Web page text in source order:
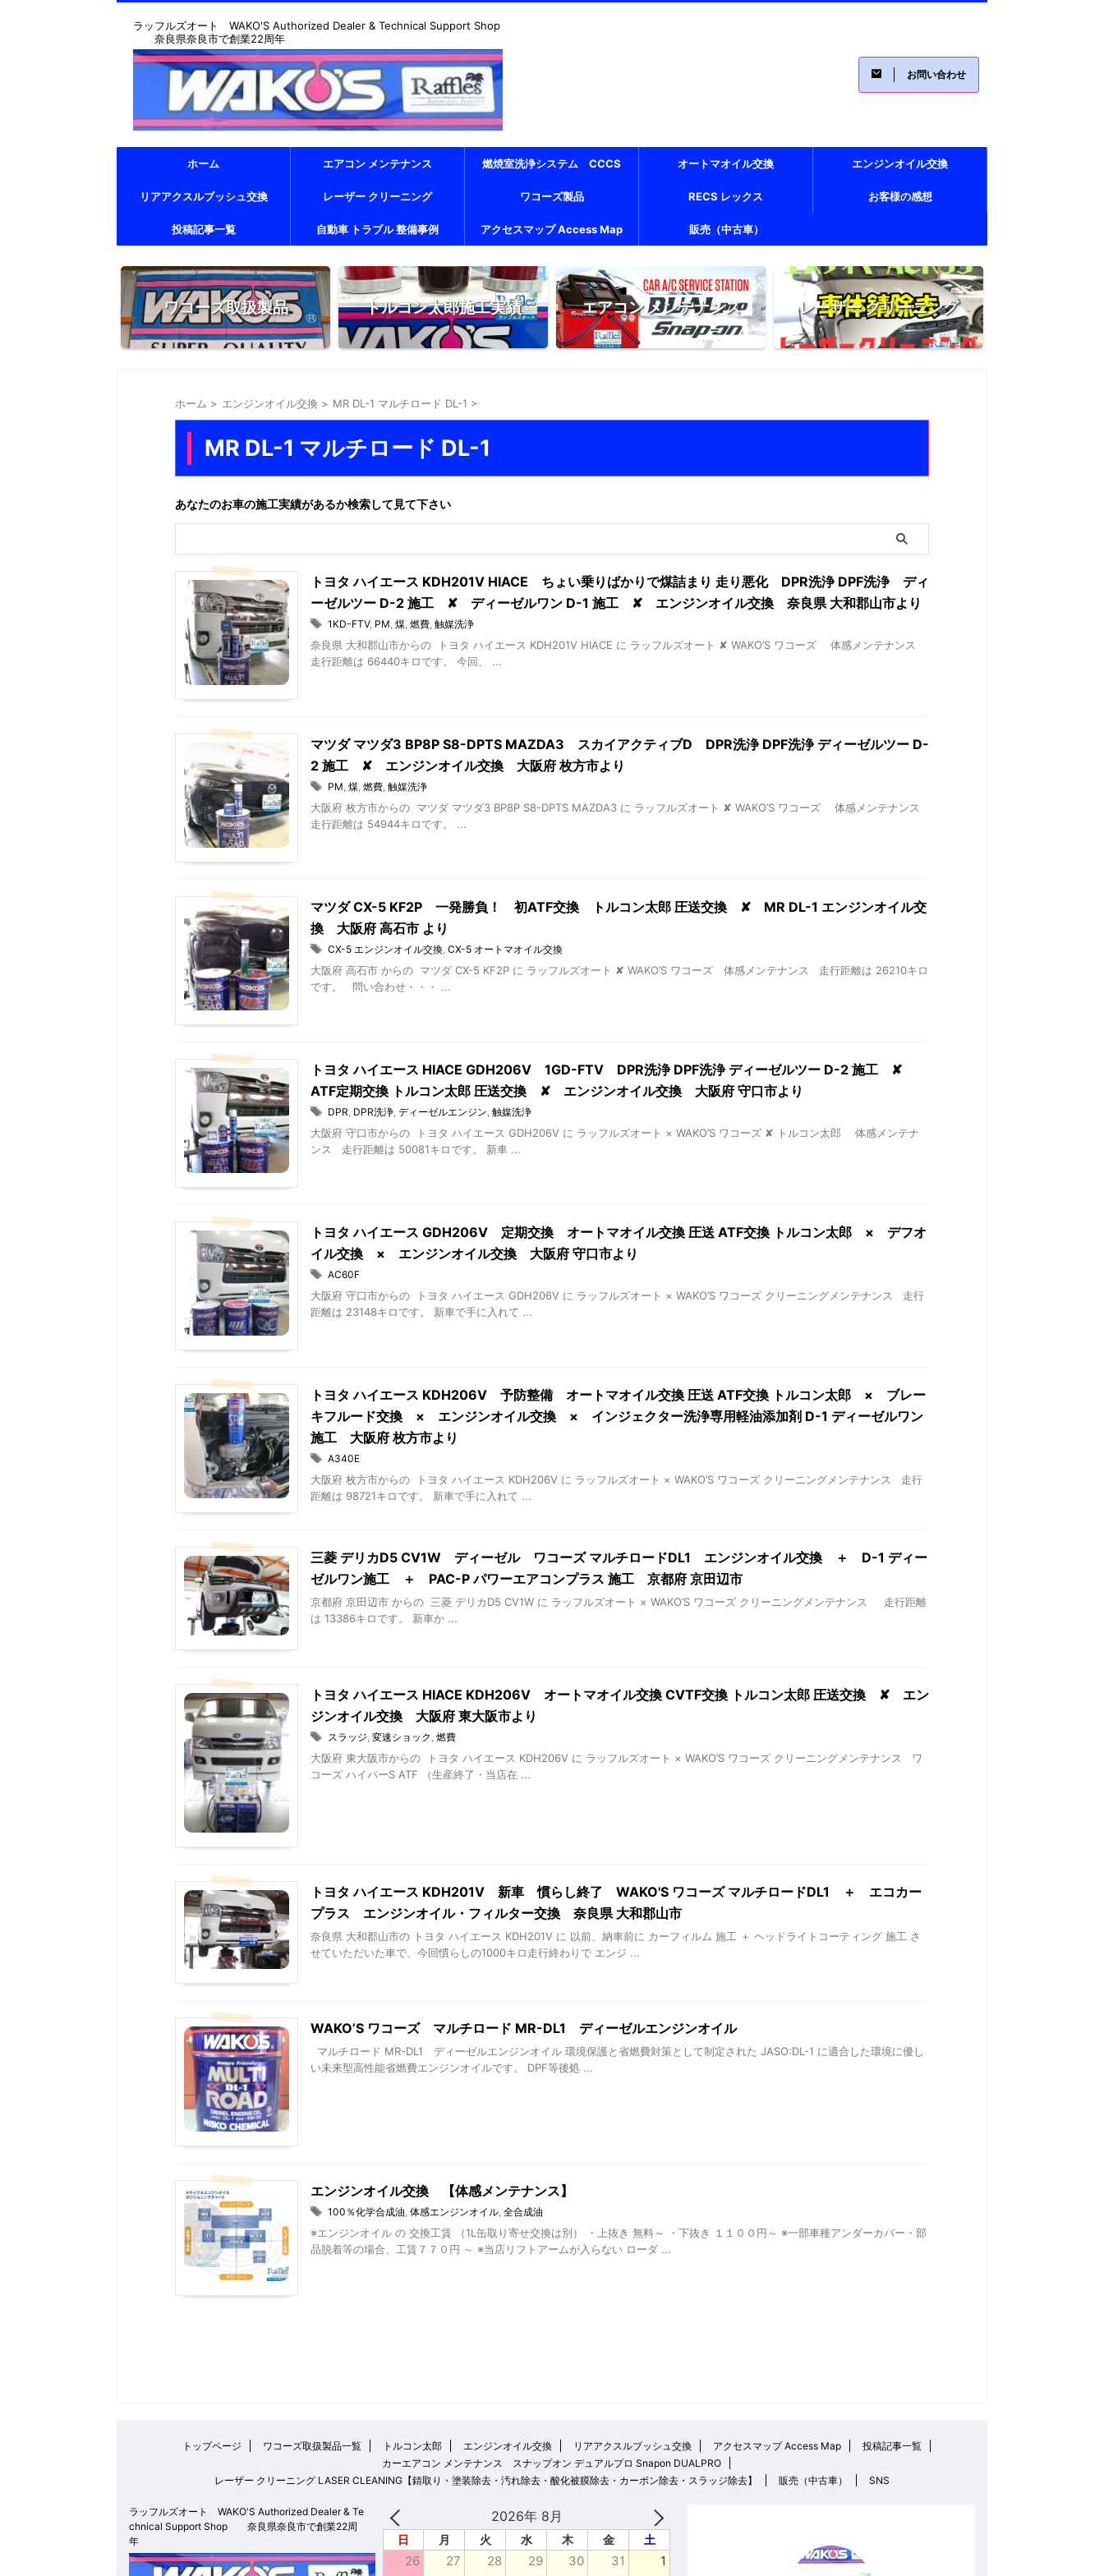
ラッフルズオート WAKO'S Authorized Dealer & Technical Support Shop
奈良県奈良市で創業22周年
お問い合わせ
ホーム エアコン メンテナンス 燃焼室洗浄システム CCCS オートマオイル交換 エンジンオイル交換
リアアクスルブッシュ交換 レーザー クリーニング ワコーズ製品 RECS レックス お客様の感想
投稿記事一覧 自動車 トラブル 整備事例 アクセスマップ Access Map 販売（中古車）
ワコーズ取扱製品 トルコン太郎施工実績 エアコン メンテナンス レーザー クリーニング
ホーム > エンジンオイル交換 > MR DL-1 マルチロード DL-1 >
MR DL-1 マルチロード DL-1
あなたのお車の施工実績があるか検索して見て下さい
トヨタ ハイエース KDH201V HIACE ちょい乗りばかりで煤詰まり 走り悪化 DPR洗浄 DPF洗浄 ディ
ーゼルツー D-2 施工 ✘ ディーゼルワン D-1 施工 ✘ エンジンオイル交換 奈良県 大和郡山市より
1KD-FTV, PM, 煤, 燃費, 触媒洗浄
奈良県 大和郡山市からの トヨタ ハイエース KDH201V HIACE に ラッフルズオート ✘ WAKO’S ワコーズ 体感メンテナンス
走行距離は 66440キロです。 今回、 ...
マツダ マツダ3 BP8P S8-DPTS MAZDA3 スカイアクティブD DPR洗浄 DPF洗浄 ディーゼルツー D-
2 施工 ✘ エンジンオイル交換 大阪府 枚方市より
PM, 煤, 燃費, 触媒洗浄
大阪府 枚方市からの マツダ マツダ3 BP8P S8-DPTS MAZDA3 に ラッフルズオート ✘ WAKO’S ワコーズ 体感メンテナンス
走行距離は 54944キロです。 ...
マツダ CX-5 KF2P 一発勝負！ 初ATF交換 トルコン太郎 圧送交換 ✘ MR DL-1 エンジンオイル交
換 大阪府 高石市 より
CX-5 エンジンオイル交換, CX-5 オートマオイル交換
大阪府 高石市 からの マツダ CX-5 KF2P に ラッフルズオート ✘ WAKO’S ワコーズ 体感メンテナンス 走行距離は 26210キロ
です。 問い合わせ・・・ ...
トヨタ ハイエース HIACE GDH206V 1GD-FTV DPR洗浄 DPF洗浄 ディーゼルツー D-2 施工 ✘
ATF定期交換 トルコン太郎 圧送交換 ✘ エンジンオイル交換 大阪府 守口市より
DPR, DPR洗浄, ディーゼルエンジン, 触媒洗浄
大阪府 守口市からの トヨタ ハイエース GDH206V に ラッフルズオート × WAKO’S ワコーズ ✘ トルコン太郎 体感メンテナ
ンス 走行距離は 50081キロです。 新車 ...
トヨタ ハイエース GDH206V 定期交換 オートマオイル交換 圧送 ATF交換 トルコン太郎 × デフオ
イル交換 × エンジンオイル交換 大阪府 守口市より
AC60F
大阪府 守口市からの トヨタ ハイエース GDH206V に ラッフルズオート × WAKO’S ワコーズ クリーニングメンテナンス 走行
距離は 23148キロです。 新車で手に入れて ...
トヨタ ハイエース KDH206V 予防整備 オートマオイル交換 圧送 ATF交換 トルコン太郎 × ブレー
キフルード交換 × エンジンオイル交換 × インジェクター洗浄専用軽油添加剤 D-1 ディーゼルワン
施工 大阪府 枚方市より
A340E
大阪府 枚方市からの トヨタ ハイエース KDH206V に ラッフルズオート × WAKO’S ワコーズ クリーニングメンテナンス 走行
距離は 98721キロです。 新車で手に入れて ...
三菱 デリカD5 CV1W ディーゼル ワコーズ マルチロードDL1 エンジンオイル交換 ＋ D-1 ディー
ゼルワン施工 ＋ PAC-P パワーエアコンプラス 施工 京都府 京田辺市
京都府 京田辺市 からの 三菱 デリカD5 CV1W に ラッフルズオート × WAKO’S ワコーズ クリーニングメンテナンス 走行距離
は 13386キロです。 新車か ...
トヨタ ハイエース HIACE KDH206V オートマオイル交換 CVTF交換 トルコン太郎 圧送交換 ✘ エン
ジンオイル交換 大阪府 東大阪市より
スラッジ 変速ショック 燃費
大阪府 東大阪市からの トヨタ ハイエース KDH206V に ラッフルズオート × WAKO’S ワコーズ クリーニングメンテナンス ワ
コーズ ハイパーS ATF （生産終了・当店在 ...
トヨタ ハイエース KDH201V 新車 慣らし終了 WAKO'S ワコーズ マルチロードDL1 ＋ エコカー
プラス エンジンオイル・フィルター交換 奈良県 大和郡山市
奈良県 大和郡山市の トヨタ ハイエース KDH201V に 以前、納車前に カーフィルム 施工 ＋ ヘッドライトコーティング 施工 さ
せていただいた車で、今回慣らしの1000キロ走行終わりで エンジ ...
WAKO’S ワコーズ マルチロード MR-DL1 ディーゼルエンジンオイル
マルチロード MR-DL1 ディーゼルエンジンオイル 環境保護と省燃費対策として制定された JASO:DL-1 に適合した環境に優し
い未来型高性能省燃費エンジンオイルです。 DPF等後処 ...
エンジンオイル交換 【体感メンテナンス】
100％化学合成油, 体感エンジンオイル, 全合成油
※エンジンオイル の 交換工賃 （1L缶取り寄せ交換は別） ・上抜き 無料～ ・下抜き １１００円～ ※一部車種アンダーカバー・部
品脱着等の場合、工賃７７０円 ～ ※当店リフトアームが入らない ローダ ...
トップページ ワコーズ取扱製品一覧 トルコン太郎 エンジンオイル交換 リアアクスルブッシュ交換 アクセスマップ Access Map
投稿記事一覧
カーエアコン メンテナンス スナップオン デュアルプロ Snapon DUALPRO
レーザー クリーニング LASER CLEANING【錆取り・塗装除去・汚れ除去・酸化被膜除去・カーボン除去・スラッジ除去】
販売（中古車） SNS
2026年 8月
日 月 火 水 木 金 土
26 27 28 29 30 31 1
ラッフルズオート WAKO'S Authorized Dealer & Te
chnical Support Shop 奈良県奈良市で創業22周
年